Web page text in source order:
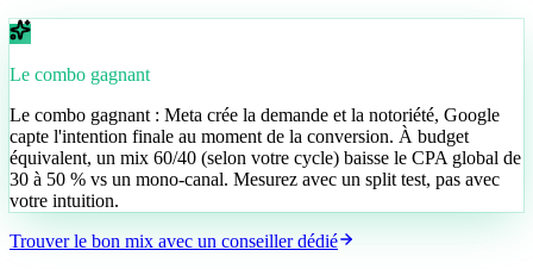
Le combo gagnant
Le combo gagnant : Meta crée la demande et la notoriété, Google
capte l'intention finale au moment de la conversion. À budget
équivalent, un mix 60/40 (selon votre cycle) baisse le CPA global de
30 à 50 % vs un mono-canal. Mesurez avec un split test, pas avec
votre intuition.
Trouver le bon mix avec un conseiller dédié